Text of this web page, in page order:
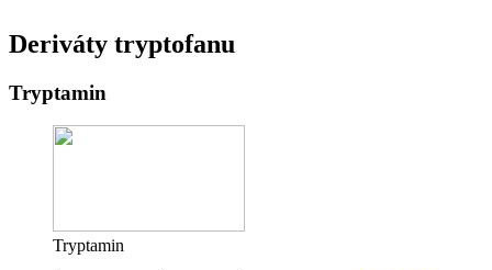
Deriváty tryptofanu
Tryptamin
Tryptamin